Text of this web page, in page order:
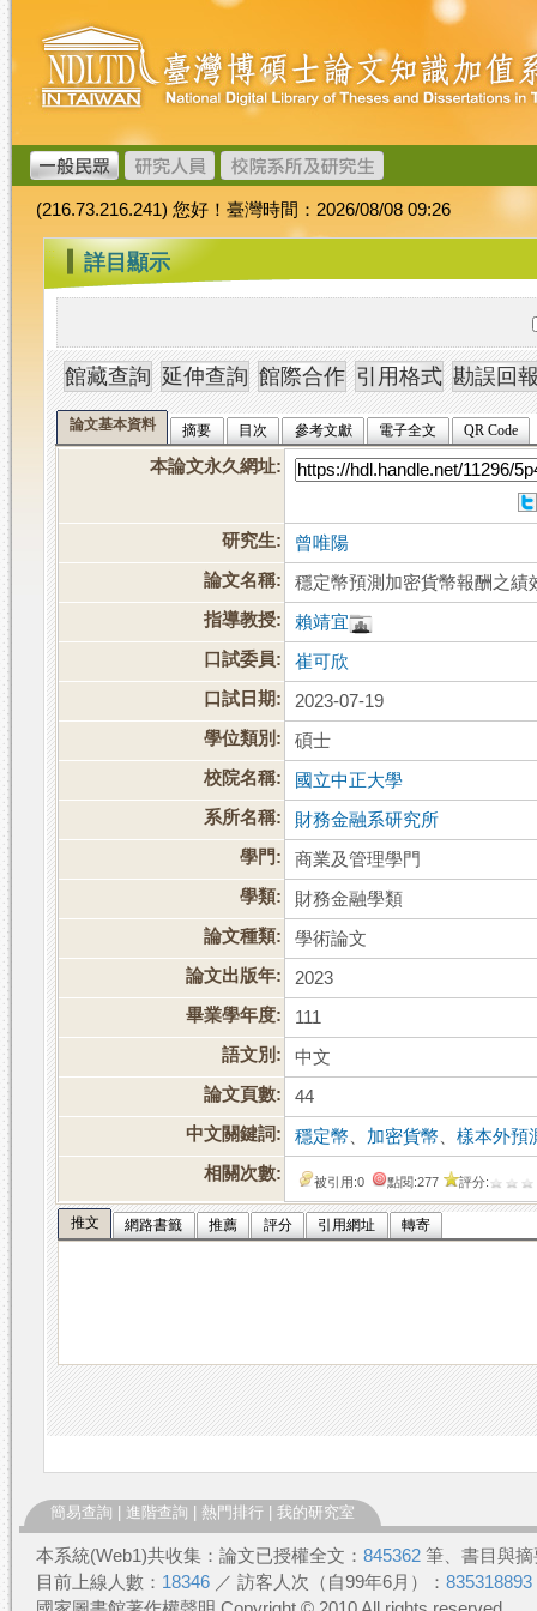
跳
到
主
要
內
容
臺
灣
博
碩
士
論
文
加
值
系
統
(216.73.216.241) 您好！臺灣時間：2026/08/08 09:26
::: 詳目顯示
論文基本資料 摘要 目次 參考文獻 電子全文 QR Code
本論文永久網址:
研究生:
曾唯陽
論文名稱:
穩定幣預測加密貨幣報酬之績
指導教授:
賴靖宜
口試委員:
崔可欣
口試日期:
2023-07-19
學位類別:
碩士
校院名稱:
國立中正大學
系所名稱:
財務金融系研究所
學門:
商業及管理學門
學類:
財務金融學類
論文種類:
學術論文
論文出版年:
2023
畢業學年度:
111
語文別:
中文
論文頁數:
44
中文關鍵詞:
穩定幣 加密貨幣 、樣本外預
相關次數:
被引用:0 點閱:277 評分:
推文 網路書籤 推薦 評分 引用網址 轉寄
簡易查詢 進階查詢 熱門排行 我的研究室
本系統(Web1)共收集：論文已授權全文： 845362 筆、書目與摘
目前上線人數： 18346 ／ 訪客人次（自99年6月）： 835318893